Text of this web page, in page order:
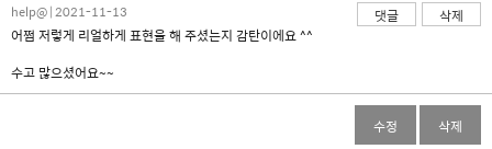
help@ | 2021-11-13 삭제
댓글
어쩜 저렇게 리얼하게 표현을 해 주셨는지 감탄이에요 ^^
수고 많으셨어요~~
수정 삭제